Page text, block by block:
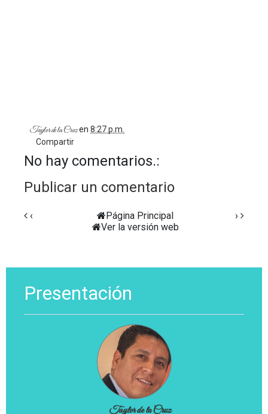
Taylor de la Cruzen 8:27 p.m.
Compartir
No hay comentarios.:
Publicar un comentario
‹ ›
Página Principal
Ver la versión web
Presentación
Taylor de la Cruz